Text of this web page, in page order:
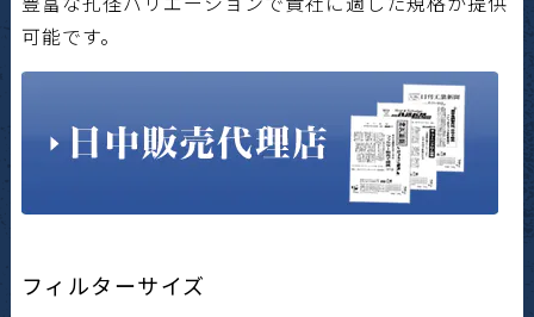
可能です。
フィルターサイズ